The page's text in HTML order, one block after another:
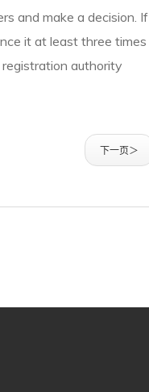
and make a decision. If
it at least three times
authority
下一页＞